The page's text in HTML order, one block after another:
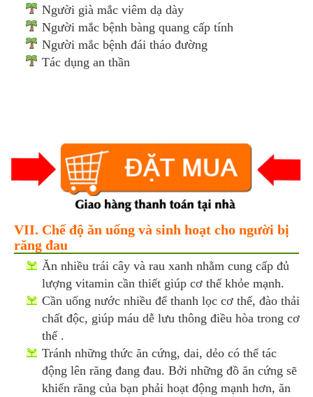
Người già mắc viêm dạ dày
Người mắc bệnh bàng quang cấp tính
Người mắc bệnh đái tháo đường
Tác dụng an thần
VII. Chế độ ăn uống và sinh hoạt cho người bị
răng đau
Ăn nhiều trái cây và rau xanh nhằm cung cấp đủ
lượng vitamin cần thiết giúp cơ thể khỏe mạnh.
Cần uống nước nhiều để thanh lọc cơ thể, đào thải
chất độc, giúp máu dễ lưu thông điều hòa trong cơ
thể .
Tránh những thức ăn cứng, dai, dẻo có thể tác
động lên răng đang đau. Bởi những đồ ăn cứng sẽ
khiến răng của bạn phải hoạt động mạnh hơn, ăn